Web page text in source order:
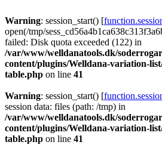
Warning: session_start() [
open(/tmp/
failed: Disk quota exceeded (122) in
/var/www/welldanatools.dk/
content/plugins/Welldana-variation-
table.php on line 41
Warning: session_start() [
session data: files (path: /tmp) in
/var/www/welldanatools.dk/
content/plugins/Welldana-variation-
table.php on line 41